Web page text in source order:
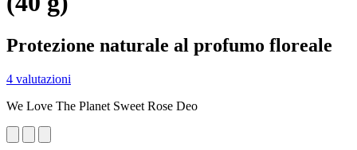
Protezione naturale al profumo floreale
4 valutazioni
We Love The Planet Sweet Rose Deo